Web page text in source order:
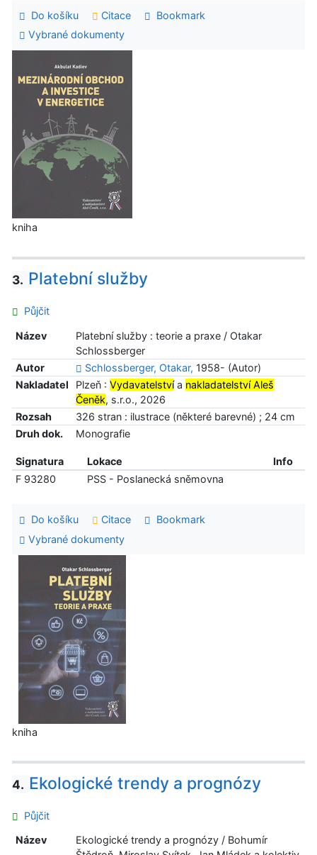
Do košíku Citace
Bookmark
Vybrané dokumenty
kniha
3. Platební služby
Půjčit
Název
Platební služby : teorie a praxe / Otakar
Schlossberger
Autor
Schlossberger, Otakar, 1958- (Autor)
Nakladatel
Plzeň : Vydavatelstvía nakladatelství Aleš
Čeněk, s.r.o., 2026
Rozsah
326 stran : ilustrace (některé barevné) ; 24 cm
Druh dok.
Monografie
Signatura Lokace
Info
F 93280
PSS - Poslanecká sněmovna
Do košíku Citace
Bookmark
Vybrané dokumenty
kniha
4. Ekologické trendy a prognózy
Půjčit
Název
Ekologické trendy a prognózy / Bohumír